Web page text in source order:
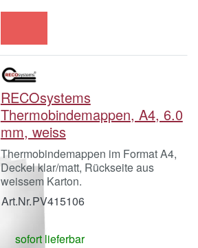
RECOsystems
Thermobindemappen, A4, 6.0
mm, weiss
Thermobindemappen im Format A4,
Deckel klar/matt, Rückseite aus
weissem Karton.
Art.Nr.PV415106
sofort lieferbar